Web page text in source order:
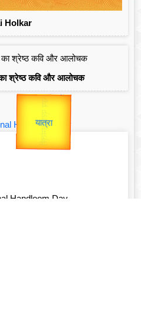
Holkar
श्रेष्ठ कवि और आलोचक
Handloom Day
उप प्रधानमंत्री
Valentine's
उपराष्ट्रपति
यात्रा
Gold Rate
unTV Special